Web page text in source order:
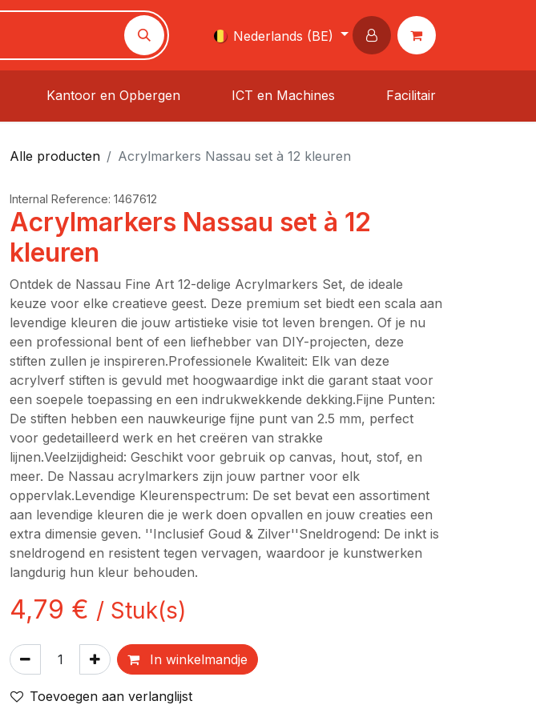
Nederlands (BE)
Kantoor en Opbergen ICT en Machines Facilitair
Alle producten Acrylmarkers Nassau set à 12 kleuren
Internal Reference: 1467612
Acrylmarkers Nassau set à 12
kleuren
Ontdek de Nassau Fine Art 12-delige Acrylmarkers Set, de ideale
keuze voor elke creatieve geest. Deze premium set biedt een scala aan
levendige kleuren die jouw artistieke visie tot leven brengen. Of je nu
een professional bent of een liefhebber van DIY-projecten, deze
stiften zullen je inspireren.Professionele Kwaliteit: Elk van deze
acrylverf stiften is gevuld met hoogwaardige inkt die garant staat voor
een soepele toepassing en een indrukwekkende dekking.Fijne Punten:
De stiften hebben een nauwkeurige fijne punt van 2.5 mm, perfect
voor gedetailleerd werk en het creëren van strakke
lijnen.Veelzijdigheid: Geschikt voor gebruik op canvas, hout, stof, en
meer. De Nassau acrylmarkers zijn jouw partner voor elk
oppervlak.Levendige Kleurenspectrum: De set bevat een assortiment
aan levendige kleuren die je werk doen opvallen en jouw creaties een
extra dimensie geven. ''Inclusief Goud & Zilver''Sneldrogend: De inkt is
sneldrogend en resistent tegen vervagen, waardoor je kunstwerken
langdurig hun kleur behouden.
4,79 € / Stuk(s)
In winkelmandje
Toevoegen aan verlanglijst